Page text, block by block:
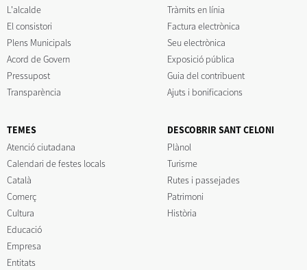
L'alcalde
El consistori
Plens Municipals
Acord de Govern
Pressupost
Transparència
Tràmits en línia
Factura electrònica
Seu electrònica
Exposició pública
Guia del contribuent
Ajuts i bonificacions
TEMES
Atenció ciutadana
Calendari de festes locals
Català
Comerç
Cultura
Educació
Empresa
Entitats
DESCOBRIR SANT CELONI
Plànol
Turisme
Rutes i passejades
Patrimoni
Història